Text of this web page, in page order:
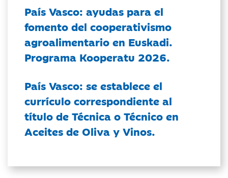
País Vasco: ayudas para el
fomento del cooperativismo
agroalimentario en Euskadi.
Programa Kooperatu 2026.
País Vasco: se establece el
currículo correspondiente al
título de Técnica o Técnico en
Aceites de Oliva y Vinos.